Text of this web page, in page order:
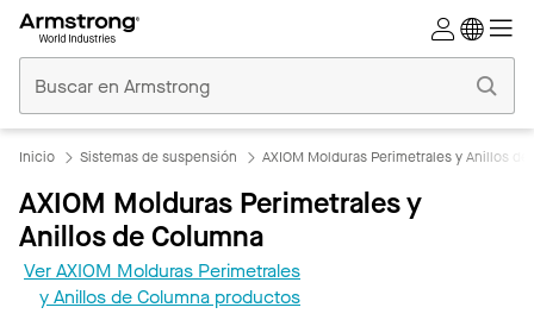
Comerciales
Inicio
Inicio Sistemas de suspensión AXIOM Molduras Perimetrales y Anillos de
AXIOM Molduras Perimetrales y
Anillos de Columna
Ver AXIOM Molduras Perimetrales
y Anillos de Columna productos